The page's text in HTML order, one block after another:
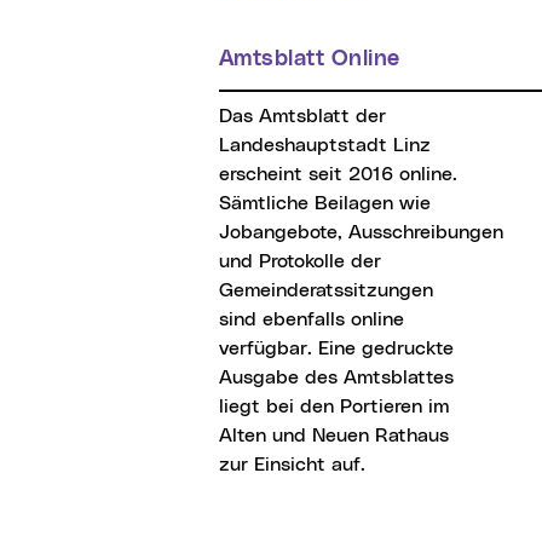
Amtsblatt Online
Das Amtsblatt der
Landeshauptstadt Linz
erscheint seit 2016 online.
Sämtliche Beilagen wie
Jobangebote, Ausschreibungen
und Protokolle der
Gemeinderatssitzungen
sind ebenfalls online
verfügbar. Eine gedruckte
Ausgabe des Amtsblattes
liegt bei den Portieren im
Alten und Neuen Rathaus
zur Einsicht auf.